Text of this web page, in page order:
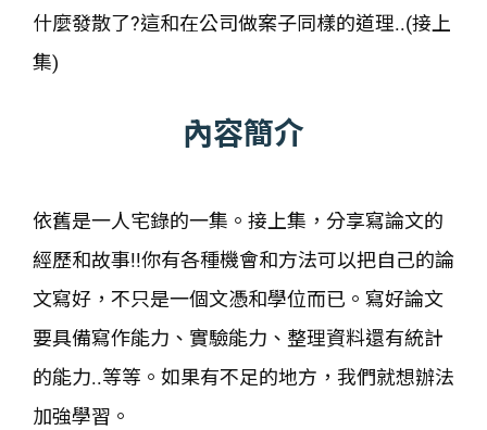
LINK
EMBED
什麼發散了?這和在公司做案子同樣的道理..(接上
集)
內容簡介
依舊是一人宅錄的一集。接上集，分享寫論文的
經歷和故事!!你有各種機會和方法可以把自己的論
文寫好，不只是一個文憑和學位而已。寫好論文
要具備寫作能力、實驗能力、整理資料還有統計
的能力..等等。如果有不足的地方，我們就想辦法
加強學習。